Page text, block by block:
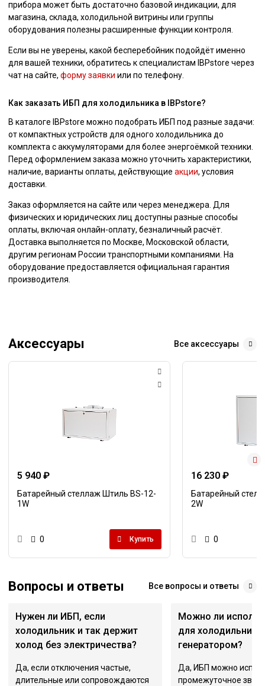
прибора может быть достаточно базовой индикации, для
магазина, склада, холодильной витрины или группы
оборудования полезны расширенные функции контроля.
Если вы не уверены, какой бесперебойник подойдёт именно
для вашей техники, обратитесь к специалистам IBPstore через
чат на сайте, форму заявки или по телефону.
Как заказать ИБП для холодильника в IBPstore?
В каталоге IBPstore можно подобрать ИБП под разные задачи:
от компактных устройств для одного холодильника до
комплекта с аккумуляторами для более энергоёмкой техники.
Перед оформлением заказа можно уточнить характеристики,
наличие, варианты оплаты, действующие акции, условия
доставки.
Заказ оформляется на сайте или через менеджера. Для
физических и юридических лиц доступны разные способы
оплаты, включая онлайн-оплату, безналичный расчёт.
Доставка выполняется по Москве, Московской области,
другим регионам России транспортными компаниями. На
оборудование предоставляется официальная гарантия
производителя.
Аксессуары Все аксессуары
5 940 ₽
Батарейный стеллаж Штиль BS-12-
1W
0 Купить
16 230 ₽
Батарейный
2W
0
Вопросы и ответы Все вопросы и ответы
Нужен ли ИБП, если
холодильник и так держит
холод без электричества?
Да, если отключения частые,
длительные или сопровождаются
Можно ли
для холодильника
генератором?
Да, ИБП можно
промежуточное